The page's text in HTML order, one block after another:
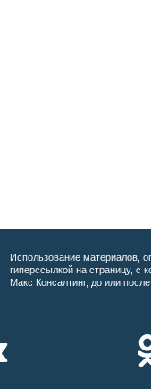
Использование материалов,
гиперссылкой на страницу, с
Макс Консалтинг, до или